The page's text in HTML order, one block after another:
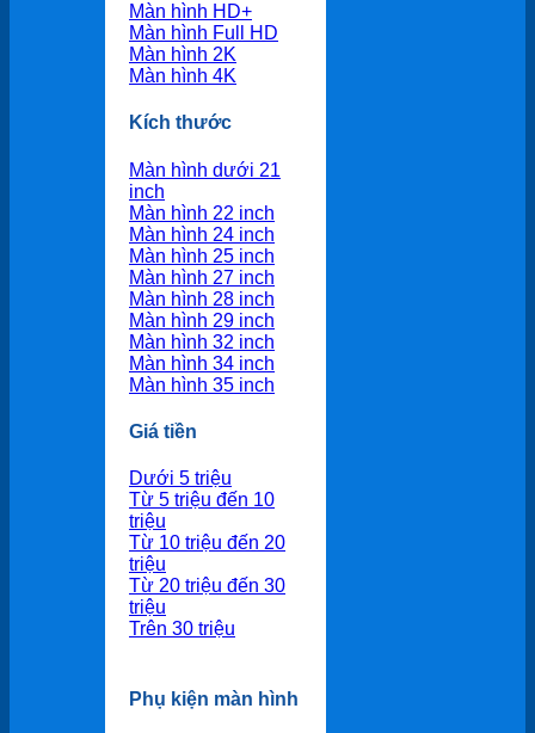
Màn hình HD+
Màn hình Full HD
Màn hình 2K
Màn hình 4K
Kích thước
Màn hình dưới 21
inch
Màn hình 22 inch
Màn hình 24 inch
Màn hình 25 inch
Màn hình 27 inch
Màn hình 28 inch
Màn hình 29 inch
Màn hình 32 inch
Màn hình 34 inch
Màn hình 35 inch
Giá tiền
Dưới 5 triệu
Từ 5 triệu đến 10
triệu
Từ 10 triệu đến 20
triệu
Từ 20 triệu đến 30
triệu
Trên 30 triệu
Phụ kiện màn hình